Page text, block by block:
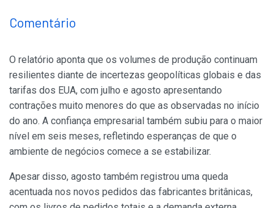
Comentário
O relatório aponta que os volumes de produção continuam
resilientes diante de incertezas geopolíticas globais e das
tarifas dos EUA, com julho e agosto apresentando
contrações muito menores do que as observadas no início
do ano. A confiança empresarial também subiu para o maior
nível em seis meses, refletindo esperanças de que o
ambiente de negócios comece a se estabilizar.
Apesar disso, agosto também registrou uma queda
acentuada nos novos pedidos das fabricantes britânicas,